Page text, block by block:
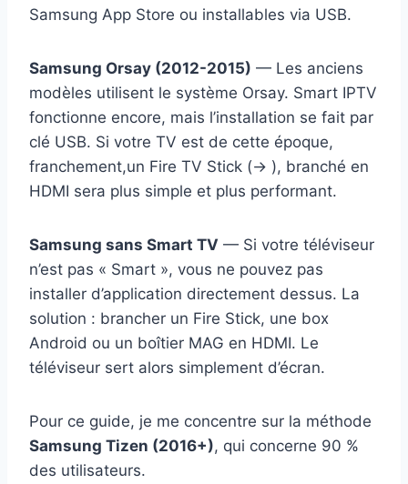
Samsung App Store ou installables via USB.
Samsung Orsay (2012-2015) — Les anciens
modèles utilisent le système Orsay. Smart IPTV
fonctionne encore, mais l’installation se fait par
clé USB. Si votre TV est de cette époque,
franchement,un Fire TV Stick (→ ), branché en
HDMI sera plus simple et plus performant.
Samsung sans Smart TV — Si votre téléviseur
n’est pas « Smart », vous ne pouvez pas
installer d’application directement dessus. La
solution : brancher un Fire Stick, une box
Android ou un boîtier MAG en HDMI. Le
téléviseur sert alors simplement d’écran.
Pour ce guide, je me concentre sur la méthode
Samsung Tizen (2016+), qui concerne 90 %
des utilisateurs.